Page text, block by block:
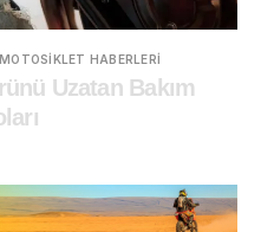
MOTOSIKLET HABERLERI
Uzatan Bakım